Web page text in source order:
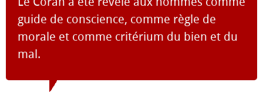
guide de conscience, comme règle de
morale et comme critérium du bien et du
mal.